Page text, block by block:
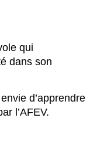
qui
dans son
d’apprendre
l’AFEV.